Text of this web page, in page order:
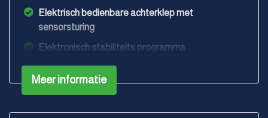
Elektrisch bedienbare achterklep met
sensorsturing
Elektronisch stabiliteits programma
Elektronische remkrachtverdeling
Meer informatie